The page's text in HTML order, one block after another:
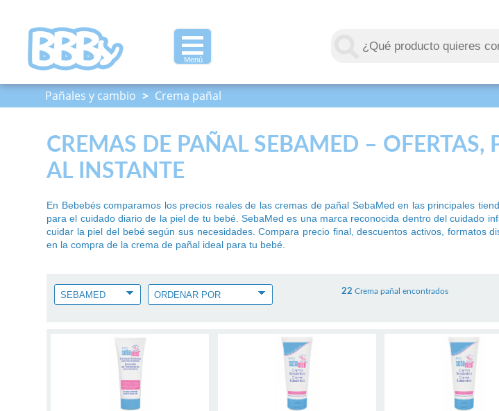
Menú
Pañales y cambio > Crema pañal
CREMAS DE PAÑAL SEBAMED – OFERTAS,
AL INSTANTE
En Bebebés comparamos los precios reales de las cremas de pañal SebaMed en las principales
para el cuidado diario de la piel de tu bebé. SebaMed es una marca reconocida dentro del cuidado
cuidar la piel del bebé según sus necesidades. Compara precio final, descuentos activos,
en la compra de la crema de pañal ideal para tu bebé.
22 Crema pañal encontrados